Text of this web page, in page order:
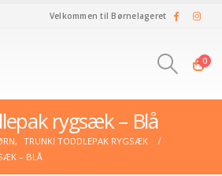
Velkommen til Børnelageret
0
rygsæk – Blå
, TRUNKI TODDLEPAK RYGSÆK
– BLÅ